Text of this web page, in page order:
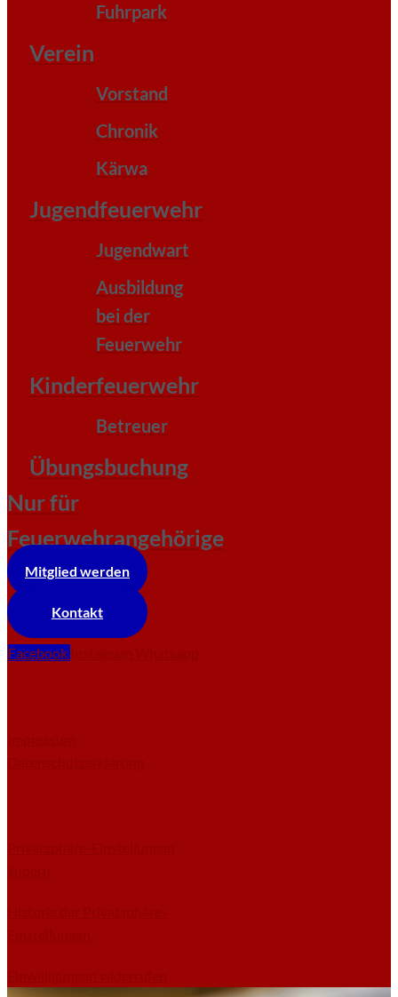
Fuhrpark
Verein
Vorstand
Chronik
Kärwa
Jugendfeuerwehr
Jugendwart
Ausbildung
bei der
Feuerwehr
Kinderfeuerwehr
Betreuer
Übungsbuchung
Nur für
Feuerwehrangehörige
Mitglied werden
Kontakt
Facebook